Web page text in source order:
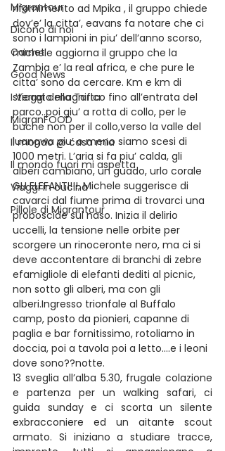
Migrantour
Dicono di noi
Carnet
Good News
I Viaggi della Tarta
MigranFOOD
Il mondo @ casa mia
Il mondo fuori mi aspetta
Viaggi in cucina
Pillole di Migrantour
rifornimento ad Mpika , il gruppo chiede
dov’e’ la citta’, eavans fa notare che ci
sono i lampioni in piu’ dell’anno scorso,
michele aggiorna il gruppo che la
Zambia e’ la real africa, e che pure le
citta’ sono da cercare. Km e km di
sterrato magnifico fino all’entrata del
parco..poi giu’ a rotta di collo, per le
buche non per il collo,verso la valle del
luangwa piu’ o meno siamo scesi di
1000 metri. L’aria si fa piu’ calda, gli
alberi cambiano, un guado, urlo corale
GLI ELEFANTI!!!, Michele suggerisce di
cavarci dal fiume prima di trovarci una
proboscide sul naso. Inizia il delirio
uccelli, la tensione nelle orbite per
scorgere un rinoceronte nero, ma ci si
deve accontentare di branchi di zebre
efamigliole di elefanti dediti al picnic,
non sotto gli alberi, ma con gli
alberi.Ingresso trionfale al Buffalo
camp, posto da pionieri, capanne di
paglia e bar fornitissimo, rotoliamo in
doccia, poi a tavola poi a letto….e i leoni
dove sono??notte.
13 sveglia all’alba 5.30, frugale colazione
e partenza per un walking safari, ci
guida sunday e ci scorta un silente
exbracconiere ed un aitante scout
armato. Si iniziano a studiare tracce,